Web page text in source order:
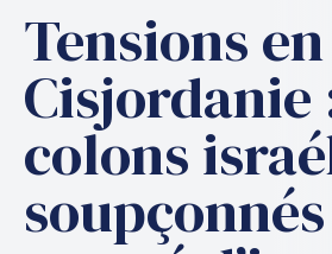
Tensions en
Cisjordanie
colons